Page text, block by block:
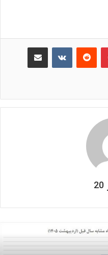
پینترست ‫رددیت